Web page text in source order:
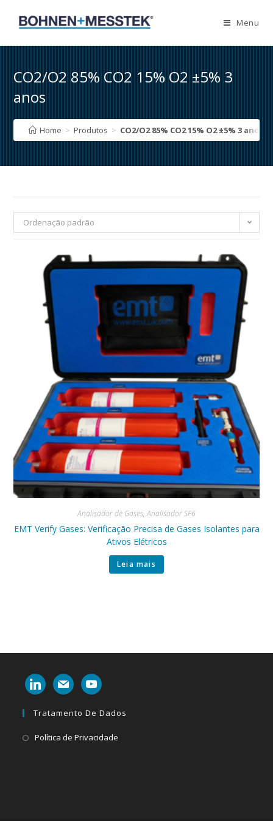
Menu
CO2/O2 85% CO2 15% O2 ±5% 3
anos
Home > Produtos > CO2/O2 85% CO2 15% O2 ±5% 3 anos
Ordenação padrão
Analisador de Gases,Analisador SF6
EMT Verify Gases: Verificação Precisa de Gases Isolantes para
Ativos Elétricos
Leia mais
linkedinmail youtube
Tratamento De Dados
Política de Privacidade